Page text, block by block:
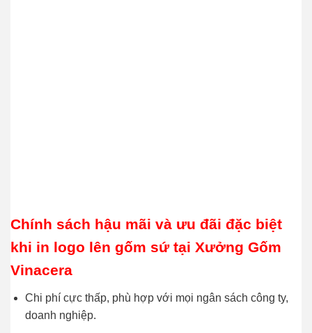
Chính sách hậu mãi và ưu đãi đặc biệt
khi in logo lên gốm sứ tại Xưởng Gốm
Vinacera
Chi phí cực thấp, phù hợp với mọi ngân sách công ty,
doanh nghiệp.